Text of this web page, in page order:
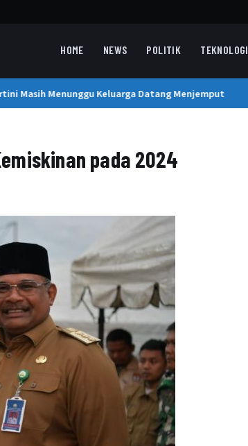
HOME NEWS POLITIK TEKNOLOGI
Masih Menunggu Keluarga Datang Menjemput
pada 2024